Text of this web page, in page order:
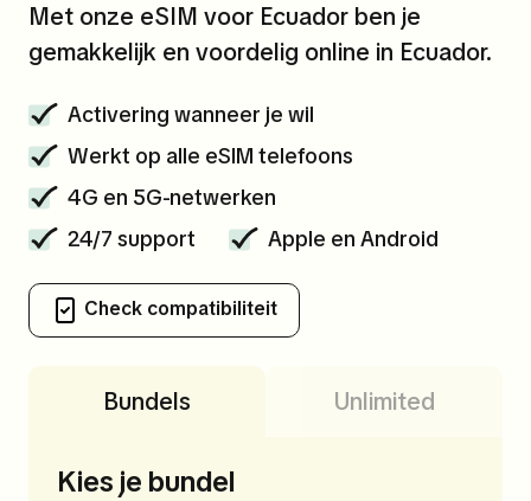
Met onze eSIM voor Ecuador ben je
gemakkelijk en voordelig online in Ecuador.
Activering wanneer je wil
Werkt op alle eSIM telefoons
4G en 5G-netwerken
24/7 support
Apple en Android
Check compatibiliteit
Bundels Unlimited
Kies je bundel